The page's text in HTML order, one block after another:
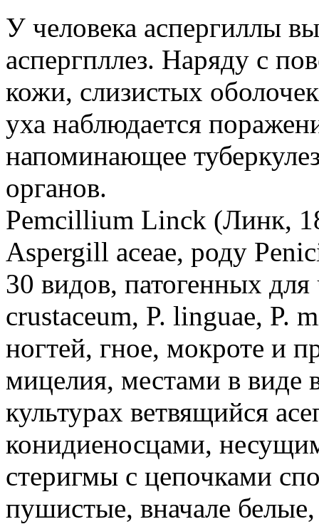
У человека аспергиллы
аспергпллез. Наряду с
кожи, слизистых
уха наблюдается
напоминающее
органов.
Pemcillium Linck (Линк,
Aspergill асеае, роду
30 видов, патогенных для
crustaceum, P. linguae, P.
ногтей, гное, мокроте и
мицелия, местами в виде
культурах ветвящийся
конидиеносцами,
стеригмы с цепочками
пушистые, вначале